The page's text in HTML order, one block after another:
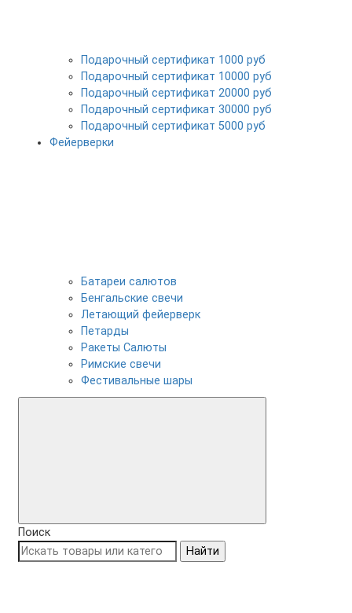
Подарочный сертификат 1000 руб
Подарочный сертификат 10000 руб
Подарочный сертификат 20000 руб
Подарочный сертификат 30000 руб
Подарочный сертификат 5000 руб
Фейерверки
Батареи салютов
Бенгальские свечи
Летающий фейерверк
Петарды
Ракеты Салюты
Римские свечи
Фестивальные шары
Поиск
Найти